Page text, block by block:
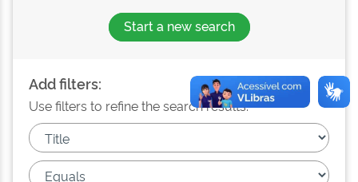
Start a new search
Add filters:
Use filters to refine the search results.